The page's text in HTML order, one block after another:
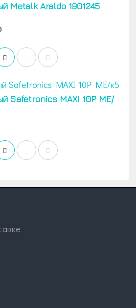
Metalk Araldo 1901245
Safetronics MAXI 10P ME/